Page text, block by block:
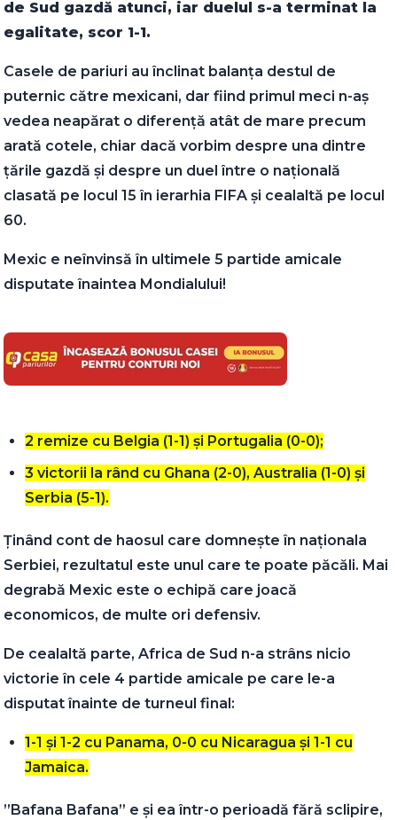
de Sud gazdă atunci, iar duelul s-a terminat la
egalitate, scor 1-1.
Casele de pariuri au înclinat balanța destul de
puternic către mexicani, dar fiind primul meci n-aș
vedea neapărat o diferență atât de mare precum
arată cotele, chiar dacă vorbim despre una dintre
țările gazdă și despre un duel între o națională
clasată pe locul 15 în ierarhia FIFA și cealaltă pe locul
60.
Mexic e neînvinsă în ultimele 5 partide amicale
disputate înaintea Mondialului!
2 remize cu Belgia (1-1) și Portugalia (0-0);
3 victorii la rând cu Ghana (2-0), Australia (1-0) și
Serbia (5-1).
Ținând cont de haosul care domnește în naționala
Serbiei, rezultatul este unul care te poate păcăli. Mai
degrabă Mexic este o echipă care joacă
economicos, de multe ori defensiv.
De cealaltă parte, Africa de Sud n-a strâns nicio
victorie în cele 4 partide amicale pe care le-a
disputat înainte de turneul final:
1-1 și 1-2 cu Panama, 0-0 cu Nicaragua și 1-1 cu
Jamaica.
”Bafana Bafana” e și ea într-o perioadă fără sclipire,